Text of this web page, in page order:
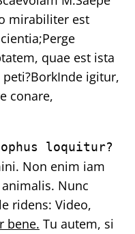
mirabiliter est
quae est ista
igitur,
conare,
loquitur?
Non enim iam
Nunc
ridens: Video,
bene. Tu autem, si